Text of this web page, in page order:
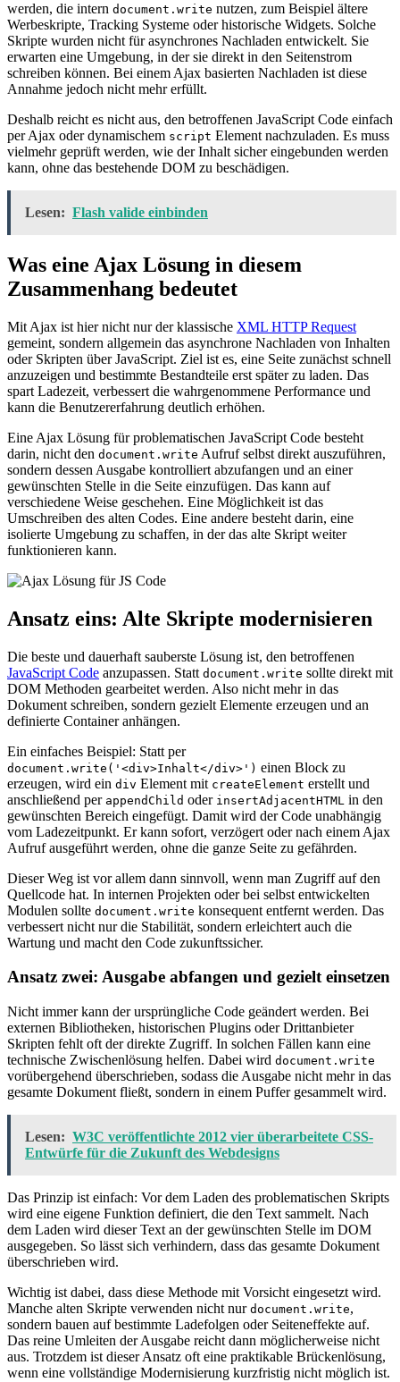
werden, die intern document.write nutzen, zum Beispiel ältere
Werbeskripte, Tracking Systeme oder historische Widgets. Solche
Skripte wurden nicht für asynchrones Nachladen entwickelt. Sie
erwarten eine Umgebung, in der sie direkt in den Seitenstrom
schreiben können. Bei einem Ajax basierten Nachladen ist diese
Annahme jedoch nicht mehr erfüllt.
Deshalb reicht es nicht aus, den betroffenen JavaScript Code einfach
per Ajax oder dynamischem script Element nachzuladen. Es muss
vielmehr geprüft werden, wie der Inhalt sicher eingebunden werden
kann, ohne das bestehende DOM zu beschädigen.
Lesen: Flash valide einbinden
Was eine Ajax Lösung in diesem
Zusammenhang bedeutet
Mit Ajax ist hier nicht nur der klassische XML HTTP Request
gemeint, sondern allgemein das asynchrone Nachladen von Inhalten
oder Skripten über JavaScript. Ziel ist es, eine Seite zunächst schnell
anzuzeigen und bestimmte Bestandteile erst später zu laden. Das
spart Ladezeit, verbessert die wahrgenommene Performance und
kann die Benutzererfahrung deutlich erhöhen.
Eine Ajax Lösung für problematischen JavaScript Code besteht
darin, nicht den document.write Aufruf selbst direkt auszuführen,
sondern dessen Ausgabe kontrolliert abzufangen und an einer
gewünschten Stelle in die Seite einzufügen. Das kann auf
verschiedene Weise geschehen. Eine Möglichkeit ist das
Umschreiben des alten Codes. Eine andere besteht darin, eine
isolierte Umgebung zu schaffen, in der das alte Skript weiter
funktionieren kann.
Ansatz eins: Alte Skripte modernisieren
Die beste und dauerhaft sauberste Lösung ist, den betroffenen
JavaScript Code anzupassen. Statt document.write sollte direkt mit
DOM Methoden gearbeitet werden. Also nicht mehr in das
Dokument schreiben, sondern gezielt Elemente erzeugen und an
definierte Container anhängen.
Ein einfaches Beispiel: Statt per
document.write('<div>Inhalt</div>') einen Block zu
erzeugen, wird ein div Element mit createElement erstellt und
anschließend per appendChild oder insertAdjacentHTML in den
gewünschten Bereich eingefügt. Damit wird der Code unabhängig
vom Ladezeitpunkt. Er kann sofort, verzögert oder nach einem Ajax
Aufruf ausgeführt werden, ohne die ganze Seite zu gefährden.
Dieser Weg ist vor allem dann sinnvoll, wenn man Zugriff auf den
Quellcode hat. In internen Projekten oder bei selbst entwickelten
Modulen sollte document.write konsequent entfernt werden. Das
verbessert nicht nur die Stabilität, sondern erleichtert auch die
Wartung und macht den Code zukunftssicher.
Ansatz zwei: Ausgabe abfangen und gezielt einsetzen
Nicht immer kann der ursprüngliche Code geändert werden. Bei
externen Bibliotheken, historischen Plugins oder Drittanbieter
Skripten fehlt oft der direkte Zugriff. In solchen Fällen kann eine
technische Zwischenlösung helfen. Dabei wird document.write
vorübergehend überschrieben, sodass die Ausgabe nicht mehr in das
gesamte Dokument fließt, sondern in einem Puffer gesammelt wird.
Lesen: W3C veröffentlichte 2012 vier überarbeitete CSS-
Entwürfe für die Zukunft des Webdesigns
Das Prinzip ist einfach: Vor dem Laden des problematischen Skripts
wird eine eigene Funktion definiert, die den Text sammelt. Nach
dem Laden wird dieser Text an der gewünschten Stelle im DOM
ausgegeben. So lässt sich verhindern, dass das gesamte Dokument
überschrieben wird.
Wichtig ist dabei, dass diese Methode mit Vorsicht eingesetzt wird.
Manche alten Skripte verwenden nicht nur document.write,
sondern bauen auf bestimmte Ladefolgen oder Seiteneffekte auf.
Das reine Umleiten der Ausgabe reicht dann möglicherweise nicht
aus. Trotzdem ist dieser Ansatz oft eine praktikable Brückenlösung,
wenn eine vollständige Modernisierung kurzfristig nicht möglich ist.